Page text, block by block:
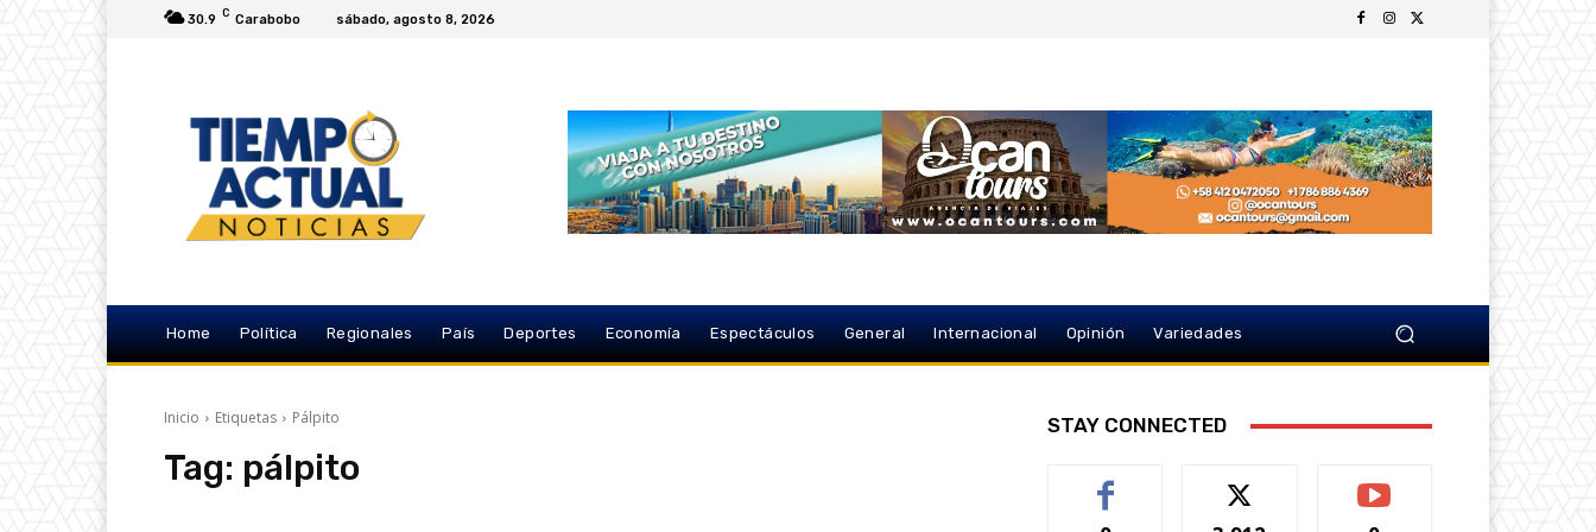
30.9 C Carabobo sábado, agosto 8, 2026
Home Política Regionales País Deportes Economía Espectáculos General Internacional Opinión Variedades
Inicio Etiquetas Pálpito
Tag: pálpito
STAY CONNECTED